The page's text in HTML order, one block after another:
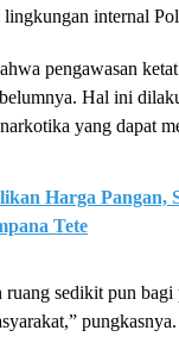
internal
pengawasan
Hal ini
yang dapat
Harga Pangan,
Tete
sedikit pun
pungkasnya.